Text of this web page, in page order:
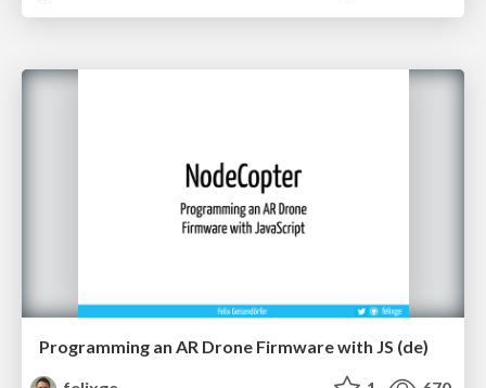
Programming an AR Drone Firmware with JS (de)